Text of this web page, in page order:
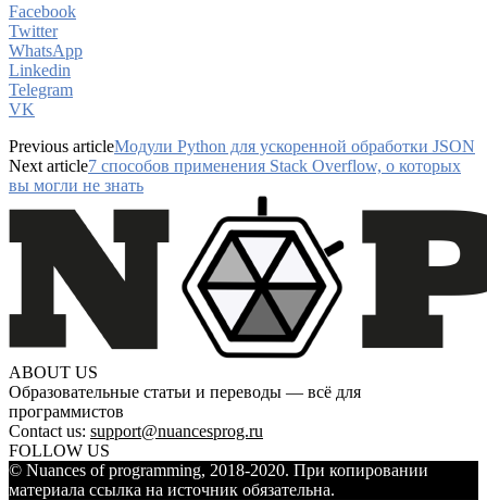
Facebook
Twitter
WhatsApp
Linkedin
Telegram
VK
Previous articleМодули Python для ускоренной обработки JSON
Next article7 способов применения Stack Overflow, о которых
вы могли не знать
ABOUT US
Образовательные статьи и переводы — всё для
программистов
Contact us: support@nuancesprog.ru
FOLLOW US
© Nuances of programming, 2018-2020. При копировании
материала ссылка на источник обязательна.